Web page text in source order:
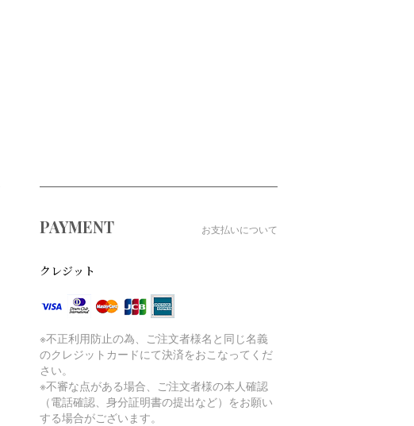
PAYMENT お支払いについて
クレジット
※不正利用防止の為、ご注文者様名と同じ名義
のクレジットカードにて決済をおこなってくだ
さい。
※不審な点がある場合、ご注文者様の本人確認
（電話確認、身分証明書の提出など）をお願い
する場合がございます。